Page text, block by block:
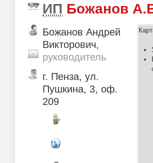
ИП Божанов
Божанов Андрей
Викторович,
руководитель
г. Пенза, ул.
Пушкина, 3, оф.
209